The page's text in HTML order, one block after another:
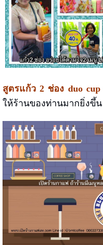
สูตรแก้ว 2 ช่อง duo cup
ให้ร้านของท่านมากยิ่งขึ้น